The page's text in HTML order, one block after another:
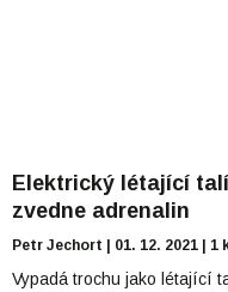
Elektrický létající
zvedne adrenalin
Petr Jechort 01. 12. 2021 1
Vypadá trochu jako létající